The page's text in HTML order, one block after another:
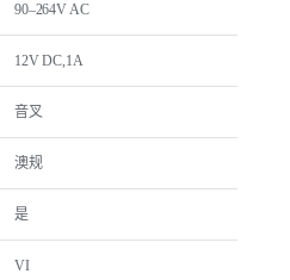
90–264V AC
12V DC,1A
音叉
澳规
是
VI